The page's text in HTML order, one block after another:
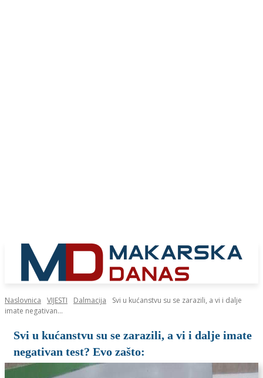
Naslovnica VIJESTI Dalmacija
Svi u kućanstvu su se zarazili, a vi i dalje
imate negativan...
Svi u kućanstvu su se zarazili, a vi i dalje imate
negativan test? Evo zašto: